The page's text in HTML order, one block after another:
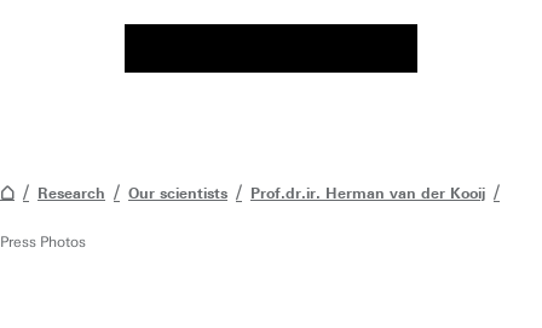
Research Our scientists Prof.dr.ir. Herman van der Kooij
Press Photos